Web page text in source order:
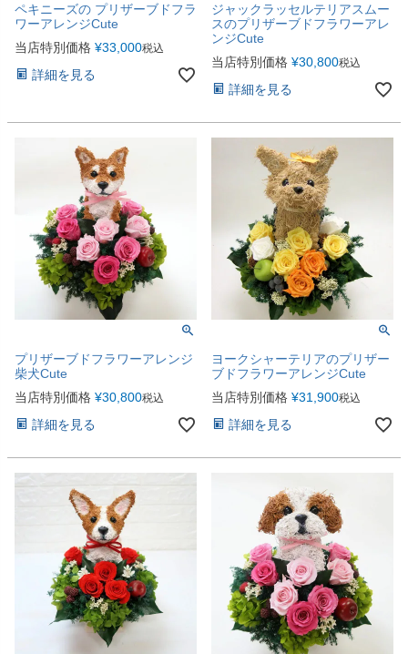
ペキニーズの プリザーブドフラ
ワーアレンジCute
当店特別価格 ¥33,000税込
詳細を見る
ジャックラッセルテリアスムー
スのプリザーブドフラワーアレ
ンジCute
当店特別価格 ¥30,800税込
詳細を見る
プリザーブドフラワーアレンジ
柴犬Cute
当店特別価格 ¥30,800税込
詳細を見る
ヨークシャーテリアのプリザー
ブドフラワーアレンジCute
当店特別価格 ¥31,900税込
詳細を見る